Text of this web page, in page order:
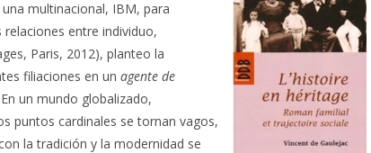
multinacional, IBM, para
entre individuo,
Paris, 2012), planteo la
filiaciones en un agente de
un mundo globalizado,
puntos cardinales se tornan vagos,
la tradición y la modernidad se